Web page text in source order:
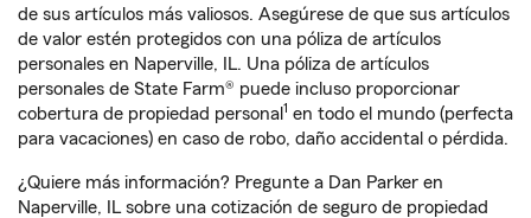
de sus artículos más valiosos. Asegúrese de que sus artículos
de valor estén protegidos con una póliza de artículos
personales en Naperville, IL. Una póliza de artículos
personales de State Farm® puede incluso proporcionar
cobertura de propiedad personal 1 en todo el mundo (perfecta
para vacaciones) en caso de robo, daño accidental o pérdida.
¿Quiere más información? Pregunte a Dan Parker en
Naperville, IL sobre una cotización de seguro de propiedad